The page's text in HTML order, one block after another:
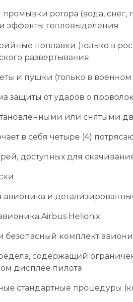
ротора (вода, снег,
эффекты тепловыделения
поплавки (только в
развертывания
и пушки (только в
защиты от ударов о
или снятыми
в себя четыре (4)
доступных для
авионика и
Airbus Helionix
комплект
содержащий
дисплее пилота
стандартные процедуры